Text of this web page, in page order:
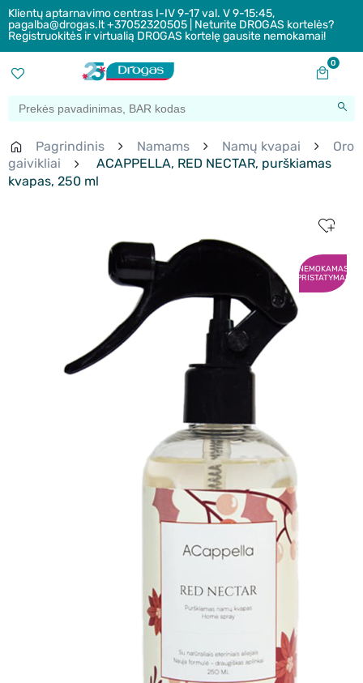
Klientų aptarnavimo centras I-IV 9-17 val. V 9-15:45,
pagalba@drogas.lt +37052320505 | Neturite DROGAS kortelės?
Registruokitės ir virtualią DROGAS kortelę gausite nemokamai!
0
Pagrindinis Namams Namų kvapai
Oro
gaivikliai
ACAPPELLA, RED NECTAR, purškiamas
kvapas, 250 ml
NEMOKAMAS
PRISTATYMAS